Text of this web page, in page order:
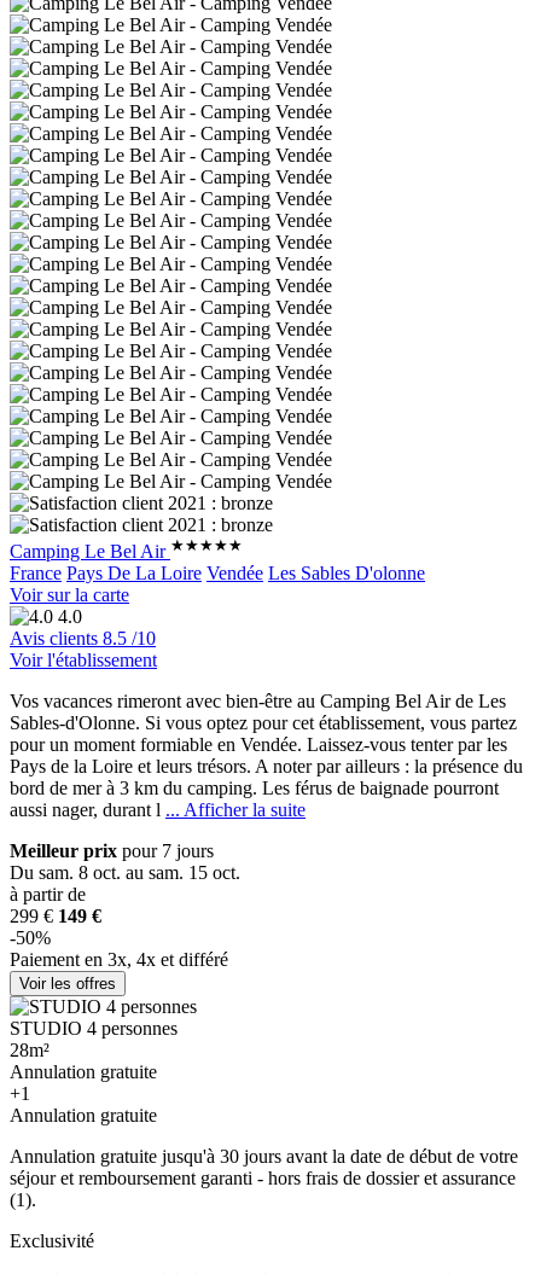
Camping Le Bel Air ★★★★★
France Pays De La Loire Vendée Les Sables D'olonne
Voir sur la carte
4.0
Avis clients 8.5 /10
Voir l'établissement
Vos vacances rimeront avec bien-être au Camping Bel Air de Les
Sables-d'Olonne. Si vous optez pour cet établissement, vous partez
pour un moment formiable en Vendée. Laissez-vous tenter par les
Pays de la Loire et leurs trésors. A noter par ailleurs : la présence du
bord de mer à 3 km du camping. Les férus de baignade pourront
aussi nager, durant l ... Afficher la suite
Meilleur prix pour 7 jours
Du sam. 8 oct. au sam. 15 oct.
à partir de
299 € 149 €
-50%
Paiement en 3x, 4x et différé
Voir les offres
STUDIO 4 personnes
28m²
Annulation gratuite
+1
Annulation gratuite
Annulation gratuite jusqu'à 30 jours avant la date de début de votre
séjour et remboursement garanti - hors frais de dossier et assurance
(1).
Exclusivité